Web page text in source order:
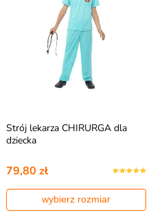
Strój lekarza CHIRURGA dla
dziecka
79,80 zł
wybierz rozmiar